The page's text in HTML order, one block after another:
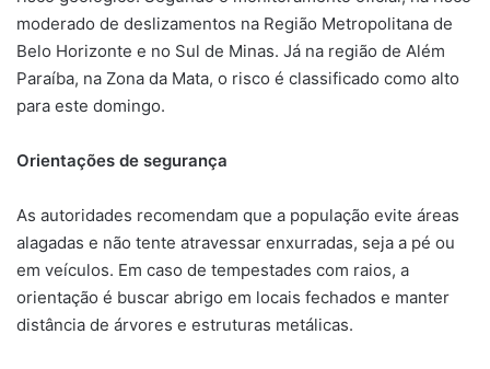
moderado de deslizamentos na Região Metropolitana de
Belo Horizonte e no Sul de Minas. Já na região de Além
Paraíba, na Zona da Mata, o risco é classificado como alto
para este domingo.
Orientações de segurança
As autoridades recomendam que a população evite áreas
alagadas e não tente atravessar enxurradas, seja a pé ou
em veículos. Em caso de tempestades com raios, a
orientação é buscar abrigo em locais fechados e manter
distância de árvores e estruturas metálicas.